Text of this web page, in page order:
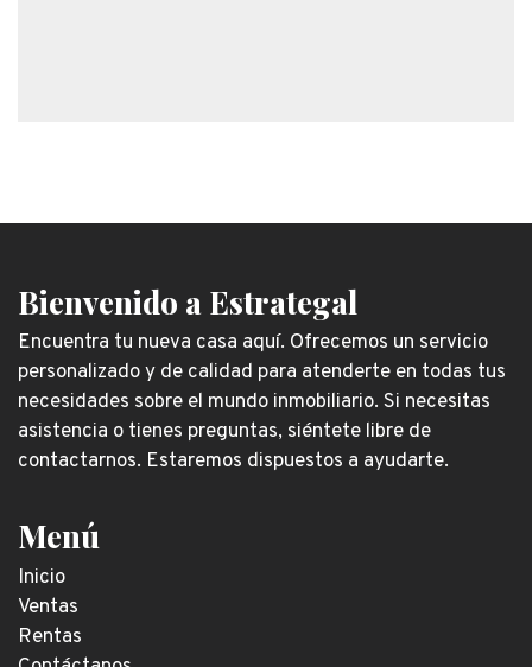
Bienvenido a Estrategal
Encuentra tu nueva casa aquí. Ofrecemos un servicio
personalizado y de calidad para atenderte en todas tus
necesidades sobre el mundo inmobiliario. Si necesitas
asistencia o tienes preguntas, siéntete libre de
contactarnos. Estaremos dispuestos a ayudarte.
Menú
Inicio
Ventas
Rentas